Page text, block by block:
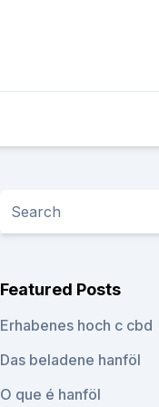
Featured Posts
Erhabenes hoch c cbd
Das beladene hanföl
O que é hanföl